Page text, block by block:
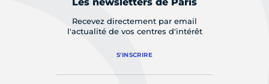
Recevez directement par email
l'actualité de vos centres d'intérêt
S'INSCRIRE